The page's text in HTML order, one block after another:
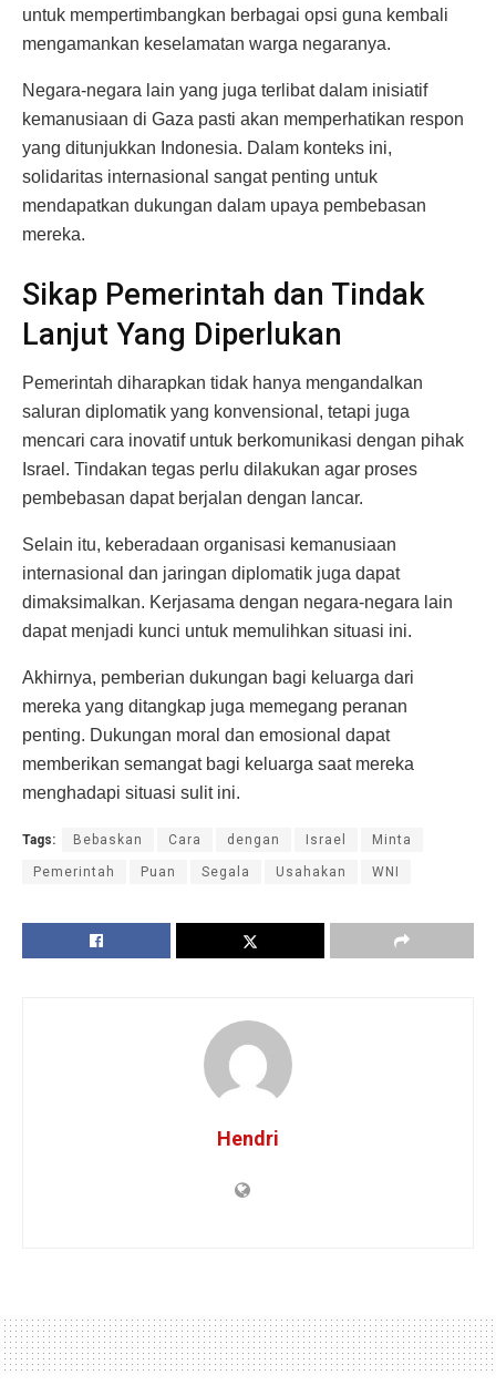
untuk mempertimbangkan berbagai opsi guna kembali
mengamankan keselamatan warga negaranya.
Negara-negara lain yang juga terlibat dalam inisiatif
kemanusiaan di Gaza pasti akan memperhatikan respon
yang ditunjukkan Indonesia. Dalam konteks ini,
solidaritas internasional sangat penting untuk
mendapatkan dukungan dalam upaya pembebasan
mereka.
Sikap Pemerintah dan Tindak
Lanjut Yang Diperlukan
Pemerintah diharapkan tidak hanya mengandalkan
saluran diplomatik yang konvensional, tetapi juga
mencari cara inovatif untuk berkomunikasi dengan pihak
Israel. Tindakan tegas perlu dilakukan agar proses
pembebasan dapat berjalan dengan lancar.
Selain itu, keberadaan organisasi kemanusiaan
internasional dan jaringan diplomatik juga dapat
dimaksimalkan. Kerjasama dengan negara-negara lain
dapat menjadi kunci untuk memulihkan situasi ini.
Akhirnya, pemberian dukungan bagi keluarga dari
mereka yang ditangkap juga memegang peranan
penting. Dukungan moral dan emosional dapat
memberikan semangat bagi keluarga saat mereka
menghadapi situasi sulit ini.
Tags: Bebaskan Cara dengan Israel Minta
Pemerintah Puan Segala Usahakan WNI
Hendri